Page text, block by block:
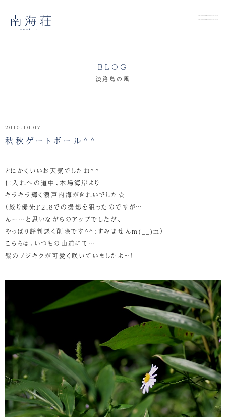
BLOG
淡路島の風
2010.10.07
秋秋ゲートボール^^
とにかくいいお天気でしたね^^
仕入れへの道中、木場海岸より
キラキラ輝く瀬戸内海がきれいでした☆
（絞り優先F2.8での撮影を狙ったのですが…
んー…と思いながらのアップでしたが、
やっぱり評判悪く削除です^^;すみませんm(__)m）
こちらは、いつもの山道にて…
紫のノジキクが可愛く咲いていましたよ～！